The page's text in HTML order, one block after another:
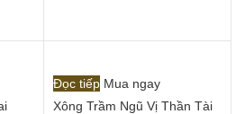
Đọc tiếp Mua ngay
Xông Trầm Ngũ Vị Thần Tài